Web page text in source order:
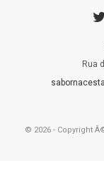
Rua
© 2026 - Copyright